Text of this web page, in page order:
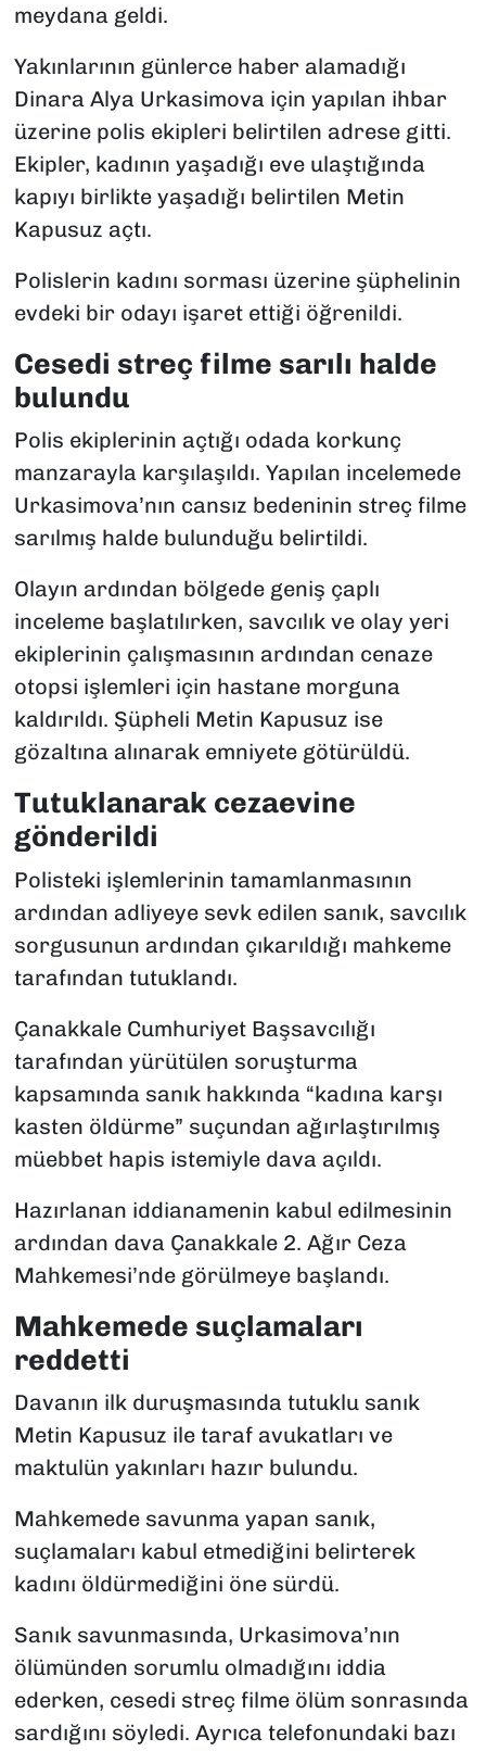
meydana geldi.
Yakınlarının günlerce haber alamadığı
Dinara Alya Urkasimova için yapılan ihbar
üzerine polis ekipleri belirtilen adrese gitti.
Ekipler, kadının yaşadığı eve ulaştığında
kapıyı birlikte yaşadığı belirtilen Metin
Kapusuz açtı.
Polislerin kadını sorması üzerine şüphelinin
evdeki bir odayı işaret ettiği öğrenildi.
Cesedi streç filme sarılı halde
bulundu
Polis ekiplerinin açtığı odada korkunç
manzarayla karşılaşıldı. Yapılan incelemede
Urkasimova’nın cansız bedeninin streç filme
sarılmış halde bulunduğu belirtildi.
Olayın ardından bölgede geniş çaplı
inceleme başlatılırken, savcılık ve olay yeri
ekiplerinin çalışmasının ardından cenaze
otopsi işlemleri için hastane morguna
kaldırıldı. Şüpheli Metin Kapusuz ise
gözaltına alınarak emniyete götürüldü.
Tutuklanarak cezaevine
gönderildi
Polisteki işlemlerinin tamamlanmasının
ardından adliyeye sevk edilen sanık, savcılık
sorgusunun ardından çıkarıldığı mahkeme
tarafından tutuklandı.
Çanakkale Cumhuriyet Başsavcılığı
tarafından yürütülen soruşturma
kapsamında sanık hakkında “kadına karşı
kasten öldürme” suçundan ağırlaştırılmış
müebbet hapis istemiyle dava açıldı.
Hazırlanan iddianamenin kabul edilmesinin
ardından dava Çanakkale 2. Ağır Ceza
Mahkemesi’nde görülmeye başlandı.
Mahkemede suçlamaları
reddetti
Davanın ilk duruşmasında tutuklu sanık
Metin Kapusuz ile taraf avukatları ve
maktulün yakınları hazır bulundu.
Mahkemede savunma yapan sanık,
suçlamaları kabul etmediğini belirterek
kadını öldürmediğini öne sürdü.
Sanık savunmasında, Urkasimova’nın
ölümünden sorumlu olmadığını iddia
ederken, cesedi streç filme ölüm sonrasında
sardığını söyledi. Ayrıca telefonundaki bazı